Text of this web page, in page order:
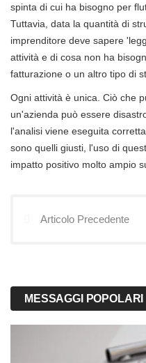
spinta di cui ha bisogno per
Tuttavia, data la quantità di
imprenditore deve sapere
attività e di cosa non ha
fatturazione o un altro tipo di
Ogni attività è unica. Ciò che
un'azienda può essere
l'analisi viene eseguita
sono quelli giusti, l'uso di
impatto positivo molto ampio
Articolo Precedente
MESSAGGI POPOLARI